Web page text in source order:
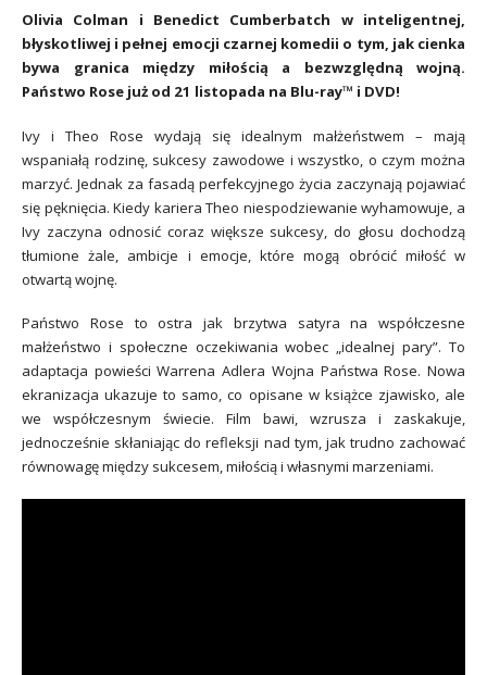
Olivia Colman i Benedict Cumberbatch w inteligentnej,
błyskotliwej i pełnej emocji czarnej komedii o tym, jak cienka
bywa granica między miłością a bezwzględną wojną.
Państwo Rose już od 21 listopada na Blu-ray™ i DVD!
Ivy i Theo Rose wydają się idealnym małżeństwem – mają
wspaniałą rodzinę, sukcesy zawodowe i wszystko, o czym można
marzyć. Jednak za fasadą perfekcyjnego życia zaczynają pojawiać
się pęknięcia. Kiedy kariera Theo niespodziewanie wyhamowuje, a
Ivy zaczyna odnosić coraz większe sukcesy, do głosu dochodzą
tłumione żale, ambicje i emocje, które mogą obrócić miłość w
otwartą wojnę.
Państwo Rose to ostra jak brzytwa satyra na współczesne
małżeństwo i społeczne oczekiwania wobec „idealnej pary”. To
adaptacja powieści Warrena Adlera Wojna Państwa Rose. Nowa
ekranizacja ukazuje to samo, co opisane w książce zjawisko, ale
we współczesnym świecie. Film bawi, wzrusza i zaskakuje,
jednocześnie skłaniając do refleksji nad tym, jak trudno zachować
równowagę między sukcesem, miłością i własnymi marzeniami.